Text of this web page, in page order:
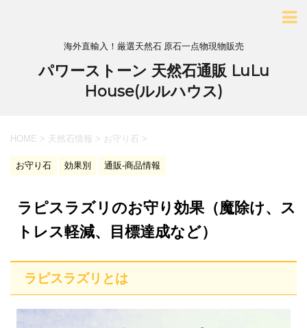
海外直輸入！厳選天然石 原石一点物現物販売
パワーストーン 天然石通販 LuLu
House(ルルハウス)
HOME > 天然石情報 > お守り石 >
お守り石 効果別 通販-商品情報
ラピスラズリのお守り効果（魔除け、ス
トレス軽減、目標達成など）
ラピスラズリとは